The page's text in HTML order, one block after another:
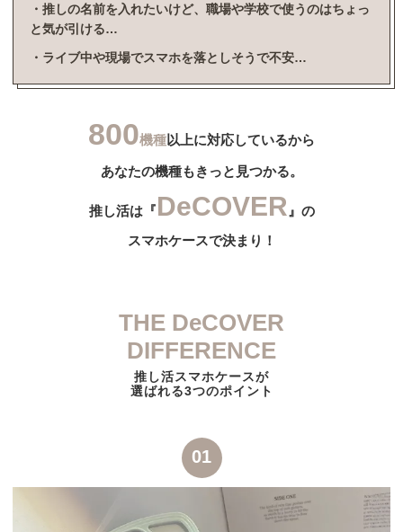
・推しの名前を入れたいけど、職場や学校で使うのはちょっ
と気が引ける…
・ライブ中や現場でスマホを落としそうで不安…
800機種以上に対応しているから
あなたの機種もきっと見つかる。
推し活は『DeCOVER 』の
スマホケースで決まり！
THE DeCOVER
DIFFERENCE
推し活スマホケースが
選ばれる3つのポイント
01